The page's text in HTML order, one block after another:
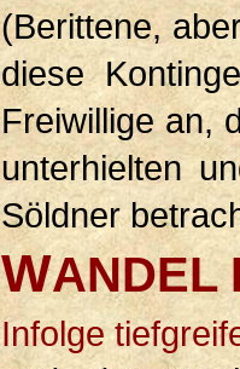
(Berittene,
diese
Freiwillige an,
unterhielten
Söldner
WANDEL
Infolge tiefgreifender Wandlungen in der Kriegsführung